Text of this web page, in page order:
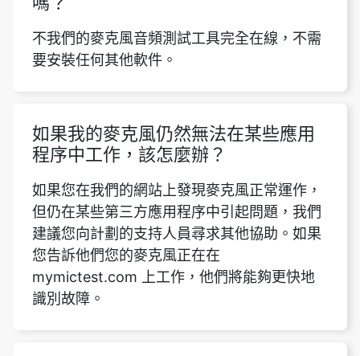
不我們的麥克風音頻測試工具完全在線，不需
要安裝任何其他軟件。
如果我的麥克風仍然無法在某些應用
程序中工作，該怎麼辦？
如果您在我們的網站上發現麥克風正常運作，
但仍在某些第三方應用程序中引起問題，我們
建議您向計劃的支持人員尋求其他協助。如果
您告訴他們您的麥克風正在在
mymictest.com 上工作，他們將能夠更快地
識別故障。